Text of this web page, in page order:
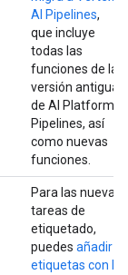
AI Pipelines,
que incluye
todas las
funciones de la
versión antigua
de AI Platform
Pipelines, así
como nuevas
funciones.
Para las nuevas
tareas de
etiquetado,
puedes añadir
etiquetas con la